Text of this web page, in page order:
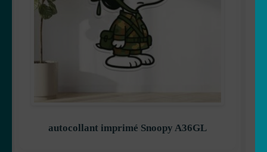
autocollant imprimé Snoopy A36GL